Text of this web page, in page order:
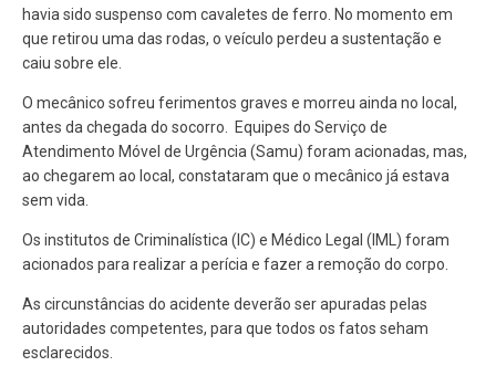
havia sido suspenso com cavaletes de ferro. No momento em
que retirou uma das rodas, o veículo perdeu a sustentação e
caiu sobre ele.
O mecânico sofreu ferimentos graves e morreu ainda no local,
antes da chegada do socorro. Equipes do Serviço de
Atendimento Móvel de Urgência (Samu) foram acionadas, mas,
ao chegarem ao local, constataram que o mecânico já estava
sem vida.
Os institutos de Criminalística (IC) e Médico Legal (IML) foram
acionados para realizar a perícia e fazer a remoção do corpo.
As circunstâncias do acidente deverão ser apuradas pelas
autoridades competentes, para que todos os fatos seham
esclarecidos.